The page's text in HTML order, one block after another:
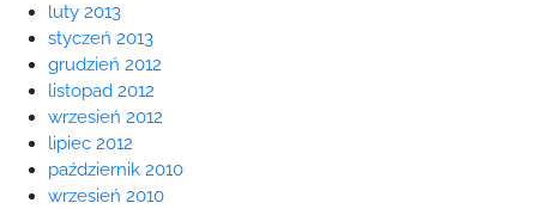
luty 2013
styczeń 2013
grudzień 2012
listopad 2012
wrzesień 2012
lipiec 2012
październik 2010
wrzesień 2010